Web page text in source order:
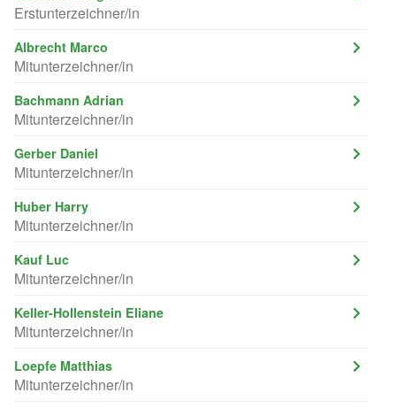
Erstunterzeichner/in
Albrecht Marco
Mitunterzeichner/in
Bachmann Adrian
Mitunterzeichner/in
Gerber Daniel
Mitunterzeichner/in
Huber Harry
Mitunterzeichner/in
Kauf Luc
Mitunterzeichner/in
Keller-Hollenstein Eliane
Mitunterzeichner/in
Loepfe Matthias
Mitunterzeichner/in